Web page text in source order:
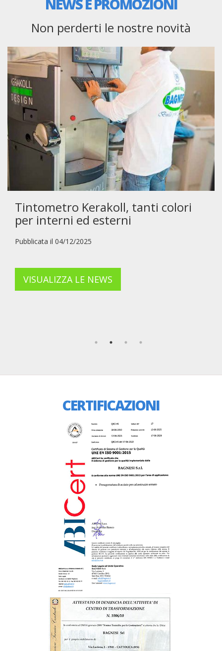
NEWS E PROMOZIONI
Non perderti le nostre novità
Tintometro Kerakoll, tanti colori
per interni ed esterni
Pubblicata il 04/12/2025
VISUALIZZA LE NEWS
CERTIFICAZIONI